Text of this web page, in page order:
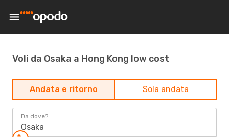
Voli da Osaka a Hong Kong low cost
Andata e ritorno Sola andata
Da dove?
Osaka